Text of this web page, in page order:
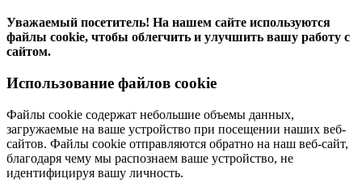
Уважаемый посетитель! На нашем сайте используются
файлы cookie, чтобы облегчить и улучшить вашу работу с
сайтом.
Использование файлов cookie
Файлы cookie содержат небольшие объемы данных,
загружаемые на ваше устройство при посещении наших веб-
сайтов. Файлы cookie отправляются обратно на наш веб-сайт,
благодаря чему мы распознаем ваше устройство, не
идентифицируя вашу личность.